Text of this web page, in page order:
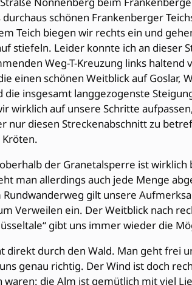
schönen Frankenberger
Teich biegen wir rechts ein und
stiefeln. Leider konnte ich an dieser
Weg-T-Kreuzung links
einen schönen Weitblick auf
insgesamt langgezogenste
wirklich auf unsere Schritte
nur diesen Streckenabschnitt zu
der Granetalsperre ist
man allerdings auch jede Menge
gilt unsere
Verweilen ein. Der Weitblick nach
gibt uns immer wieder die
durch den Wald. Man geht frei
genau richtig. Der Wind ist doch
die Alm ist gemütlich mit viel